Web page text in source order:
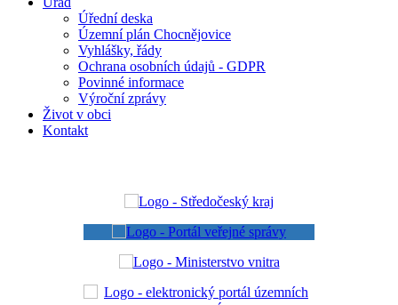
Úřední deska
Územní plán Chocnějovice
Vyhlášky, řády
Ochrana osobních údajů - GDPR
Povinné informace
Výroční zprávy
Život v obci
Kontakt